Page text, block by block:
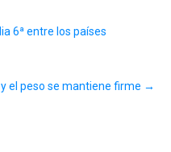
6ª entre los países
el peso se mantiene firme →